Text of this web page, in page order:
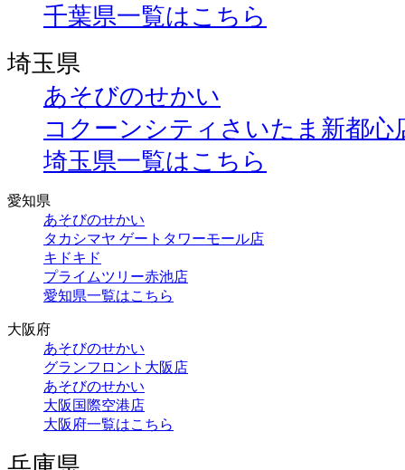
千葉県一覧はこちら
埼玉県
あそびのせかい
コクーンシティさいたま新都心
埼玉県一覧はこちら
愛知県
あそびのせかい
タカシマヤ ゲートタワーモール店
キドキド
プライムツリー赤池店
愛知県一覧はこちら
大阪府
あそびのせかい
グランフロント大阪店
あそびのせかい
大阪国際空港店
大阪府一覧はこちら